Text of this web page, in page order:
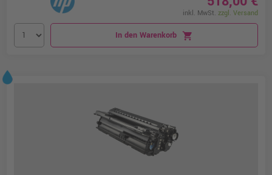
inkl. MwSt. zzgl. Versand
In den Warenkorb shopping_cart